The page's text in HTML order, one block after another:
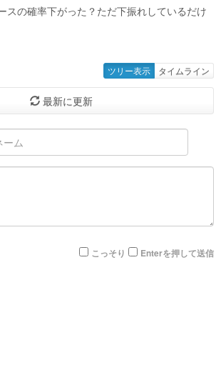
スの確率下がった？ただ下振れしているだけ
ツリー表示 タイムライン
最新に更新
こっそり Enterを押して送信